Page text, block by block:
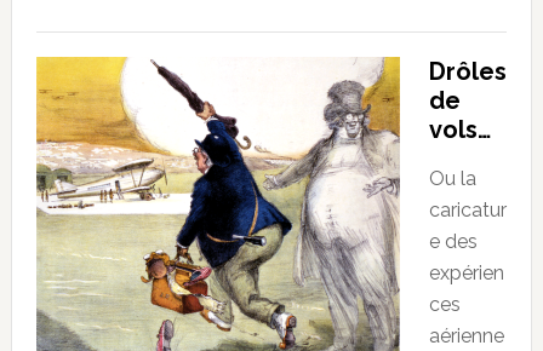
Drôles
de
vols…
Ou la
caricatur
e des
expérien
ces
aérienne